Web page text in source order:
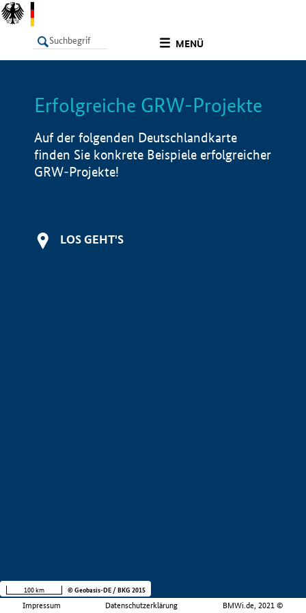
MENÜ
LISTE Info
Erfolgreiche GRW-Projekte
Auf der folgenden Deutschlandkarte
finden Sie konkrete Beispiele erfolgreicher
GRW-Projekte!
LOS GEHT'S
Impressum Datenschutzerklärung BMWi.de, 2021 ©
100 km © Geobasis-DE / BKG 2015